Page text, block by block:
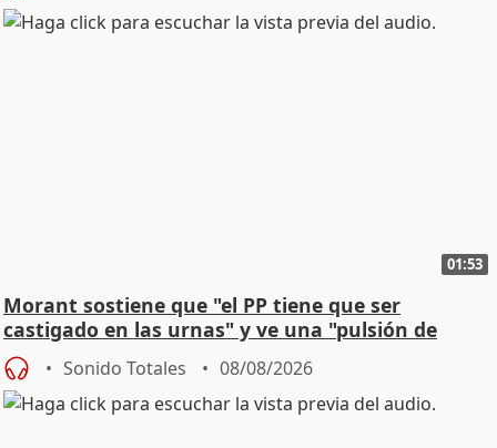
01:53
Morant sostiene que "el PP tiene que ser
castigado en las urnas" y ve una "pulsión de
cambio"
Sonido Totales 08/08/2026